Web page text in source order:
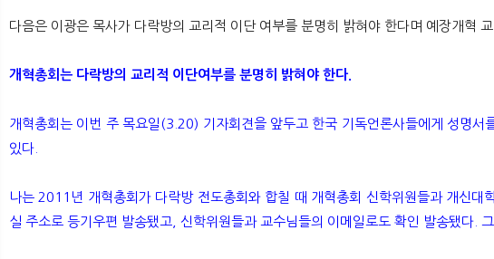
다음은 이광은 목사가 다락방의 교리적 이단 여부를 분명히 밝혀야 한다며 예장개혁
개혁총회는 다락방의 교리적 이단여부를 분명히 밝혀야 한다.
개혁총회는 이번 주 목요일(3.20) 기자회견을 앞두고 한국 기독언론사들에게 성명
있다.
나는 2011년 개혁총회가 다락방 전도총회와 합칠 때 개혁총회 신학위원들과 개신
실 주소로 등기우편 발송됐고, 신학위원들과 교수님들의 이메일로도 확인 발송됐다.